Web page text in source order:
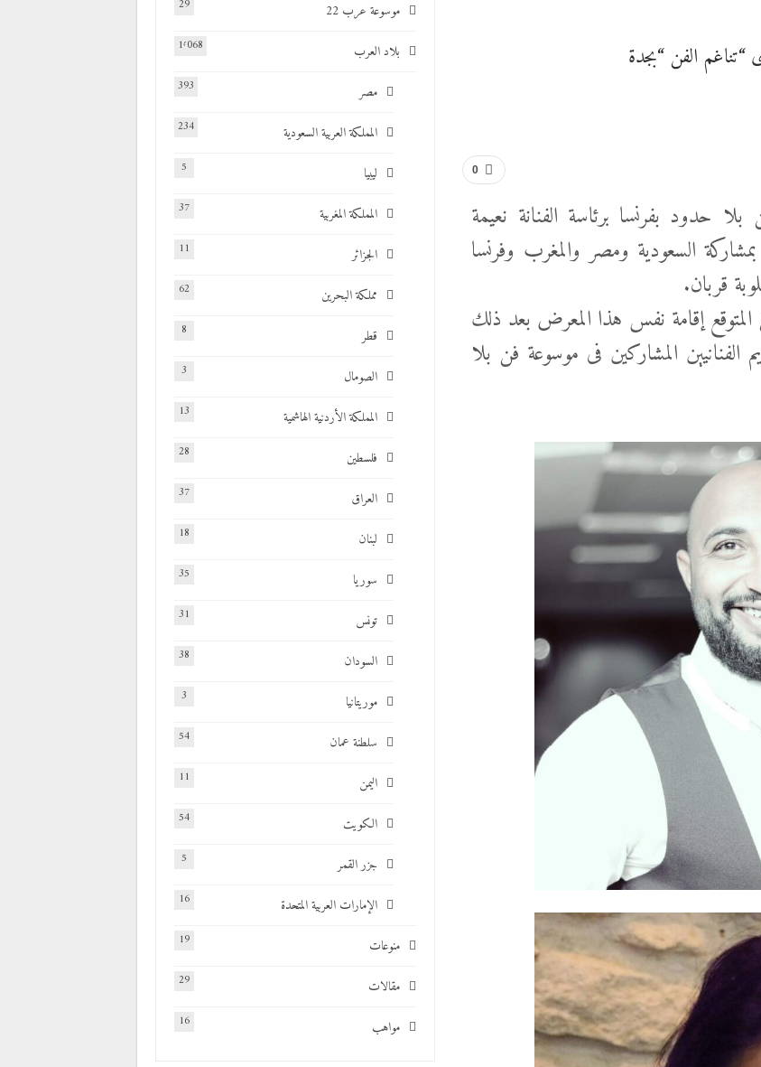
“تناغم الفن “بجدة
0
حدود بفرنسا برئاسة الفنانة نعيمة
السعودية ومصر والمغرب وفرنسا
قربان.
أكثر من ٦٠فنان ومن المتوقع إقامة نفس هذا المعرض بعد ذلك
الفنانيين المشاركين فى موسوعة فن بلا
موسوعة عرب 22 29
بلاد العرب 1٬068
مصر 393
المملكة العربية السعودية 234
ليبيا 5
المملكة المغربية 37
الجزائر 11
مملكة البحرين 62
قطر 8
الصومال 3
المملكة الأردنية الهاشمية 13
فلسطين 28
العراق 37
لبنان 18
سوريا 35
تونس 31
السودان 38
موريتانيا 3
سلطنة عمان 54
اليمن 11
الكويت 54
جزر القمر 5
الإمارات العربية المتحدة 16
منوعات 19
مقالات 29
مواهب 16